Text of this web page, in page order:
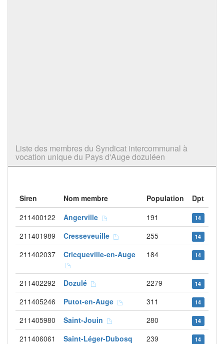
Liste des membres du Syndicat intercommunal à
vocation unique du Pays d'Auge dozuléen
Siren Nom membre Population
Dpt
211400122
Angerville 191 14
211401989 Cresseveuille 255 14
211402037 Cricqueville-en-Auge 184 14
211402292 Dozulé 2279 14
211405246 Putot-en-Auge 311 14
211405980 Saint-Jouin 280 14
211406061 Saint-Léger-Dubosq 239 14